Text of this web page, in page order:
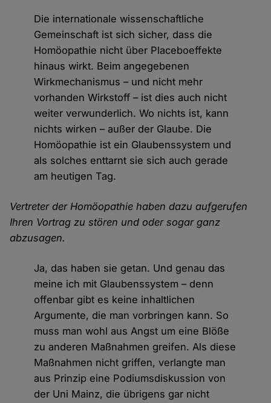
Die internationale wissenschaftliche
Gemeinschaft ist sich sicher, dass die
Homöopathie nicht über Placeboeffekte
hinaus wirkt. Beim angegebenen
Wirkmechanismus – und nicht mehr
vorhanden Wirkstoff – ist dies auch nicht
weiter verwunderlich. Wo nichts ist, kann
nichts wirken – außer der Glaube. Die
Homöopathie ist ein Glaubenssystem und
als solches enttarnt sie sich auch gerade
am heutigen Tag.
Vertreter der Homöopathie haben dazu aufgerufen
Ihren Vortrag zu stören und oder sogar ganz
abzusagen.
Ja, das haben sie getan. Und genau das
meine ich mit Glaubenssystem – denn
offenbar gibt es keine inhaltlichen
Argumente, die man vorbringen kann. So
muss man wohl aus Angst um eine Blöße
zu anderen Maßnahmen greifen. Als diese
Maßnahmen nicht griffen, verlangte man
aus Prinzip eine Podiumsdiskussion von
der Uni Mainz, die übrigens gar nicht